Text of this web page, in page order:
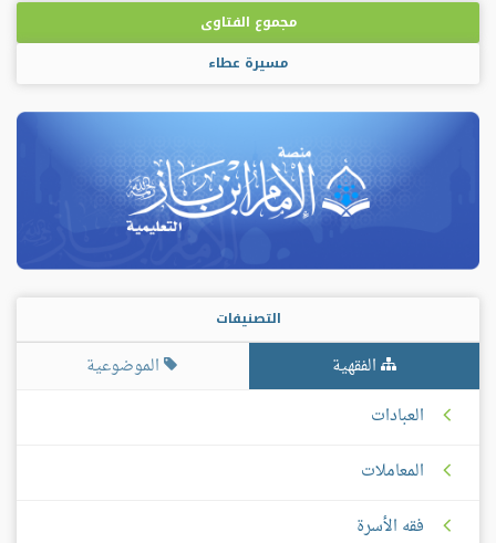
مجموع الفتاوى
مسيرة عطاء
التصنيفات
الفقهية
الموضوعية
العبادات
المعاملات
فقه الأسرة